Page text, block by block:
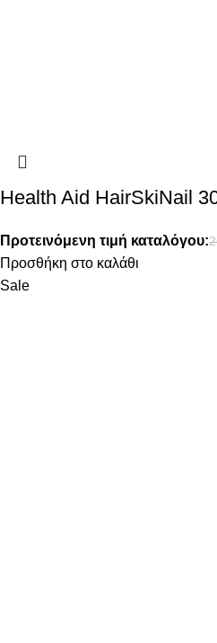
Health Aid HairSkiNail
Προτεινόμενη τιμή καταλόγου:
Προσθήκη στο καλάθι
Sale